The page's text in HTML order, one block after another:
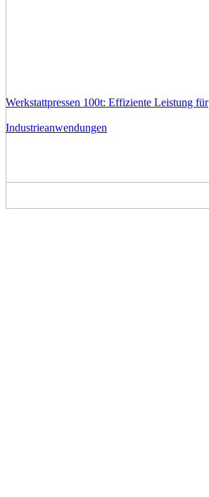
Werkstattpressen 100t: Effiziente Leistung für
Industrieanwendungen